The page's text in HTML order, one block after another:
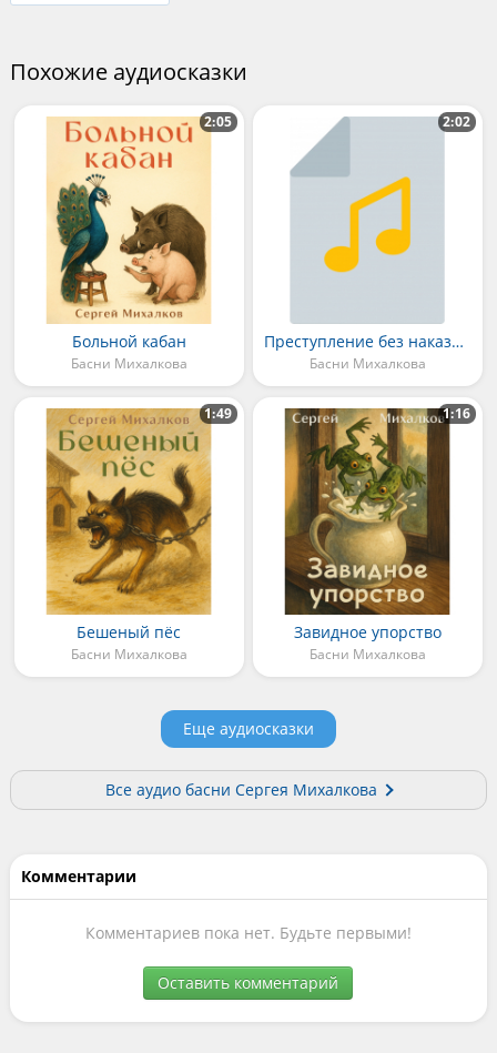
Похожие аудиосказки
Больной кабан
Басни Михалкова
2:05
Преступление без наказания
Басни Михалкова
2:02
Бешеный пёс
Басни Михалкова
1:49
Завидное упорство
Басни Михалкова
1:16
Еще аудиосказки
Все аудио басни Сергея Михалкова
Комментарии
Комментариев пока нет. Будьте первыми!
Оставить комментарий